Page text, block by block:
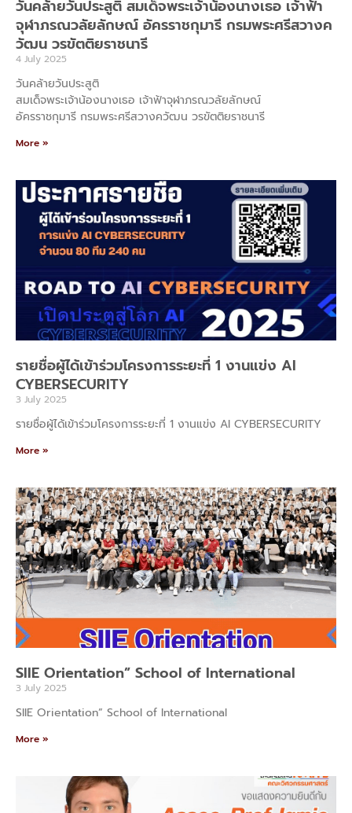
วันคล้ายวันประสูติ สมเด็จพระเจ้าน้องนางเธอ เจ้าฟ้า
จุฬาภรณวลัยลักษณ์ อัครราชกุมารี กรมพระศรีสวางค
วัฒน วรขัตติยราชนารี
4 July 2025
วันคล้ายวันประสูติ
สมเด็จพระเจ้าน้องนางเธอ เจ้าฟ้าจุฬาภรณวลัยลักษณ์
อัครราชกุมารี กรมพระศรีสวางควัฒน วรขัตติยราชนารี
More »
รายชื่อผู้ได้เข้าร่วมโครงการระยะที่ 1 งานแข่ง AI
CYBERSECURITY
3 July 2025
รายชื่อผู้ได้เข้าร่วมโครงการระยะที่ 1 งานแข่ง AI CYBERSECURITY
More »
SIIE Orientation” School of International
3 July 2025
SIIE Orientation” School of International
More »